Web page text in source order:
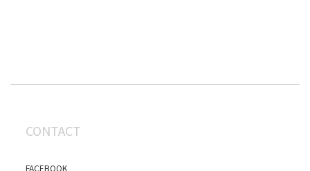
CONTACT
FACEBOOK